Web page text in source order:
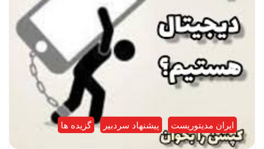
ایران مدیتوریست پیشنهاد سردبیر گزیده ها